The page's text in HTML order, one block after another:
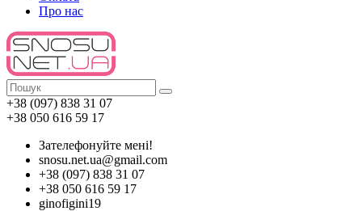
Про нас
+38 (097) 838 31 07
+38 050 616 59 17
Зателефонуйте мені!
snosu.net.ua@gmail.com
+38 (097) 838 31 07
+38 050 616 59 17
ginofigini19